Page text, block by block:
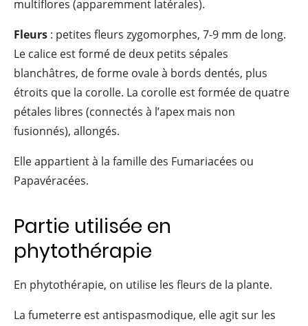
multiflores (apparemment latérales).
Fleurs : petites fleurs zygomorphes, 7-9 mm de long.
Le calice est formé de deux petits sépales
blanchâtres, de forme ovale à bords dentés, plus
étroits que la corolle. La corolle est formée de quatre
pétales libres (connectés à l’apex mais non
fusionnés), allongés.
Elle appartient à la famille des Fumariacées ou
Papavéracées.
Partie utilisée en
phytothérapie
En phytothérapie, on utilise les fleurs de la plante.
La fumeterre est antispasmodique, elle agit sur les